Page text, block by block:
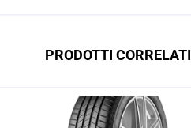
PRODOTTI CORRELATI